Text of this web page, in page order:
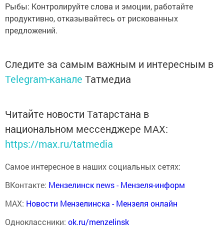
Рыбы: Контролируйте слова и эмоции, работайте
продуктивно, отказывайтесь от рискованных
предложений.
Следите за самым важным и интересным в
Telegram-канале Татмедиа
Читайте новости Татарстана в
национальном мессенджере MАХ:
https://max.ru/tatmedia
Самое интересное в наших социальных сетях:
ВКонтакте: Мензелинск news - Мензеля-информ
MAX: Новости Мензелинска - Мензеля онлайн
Одноклассники: ok.ru/menzelinsk